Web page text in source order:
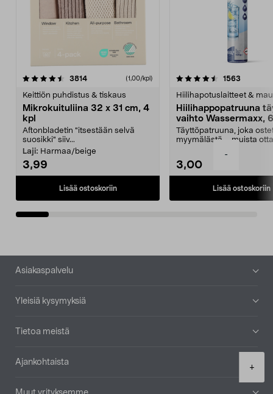
-
+
3814arvostelut (1,00/kpl)
Keittiön puhdistus & tiskaus
Mikrokuituliina 32 x 31 cm, 4
kpl
Aftonbladetin "itsestään selvä
suosikki" siiv...
Laji: Harmaa/beige
3,99
Lisää ostoskoriin
4.5viidestä
1563
Hiilihapotuslaitteet &
Hiilihappopatruuna
vaihto Wassermaxx,
Täyttöpatruuna, joka
myymälästä – muista
3,00
Lisää ostoskoriin
4.5viidestä
Alatunniste
Asiakaspalvelu
Yleisiä kysymyksiä
Tietoa meistä
Ajankohtaista